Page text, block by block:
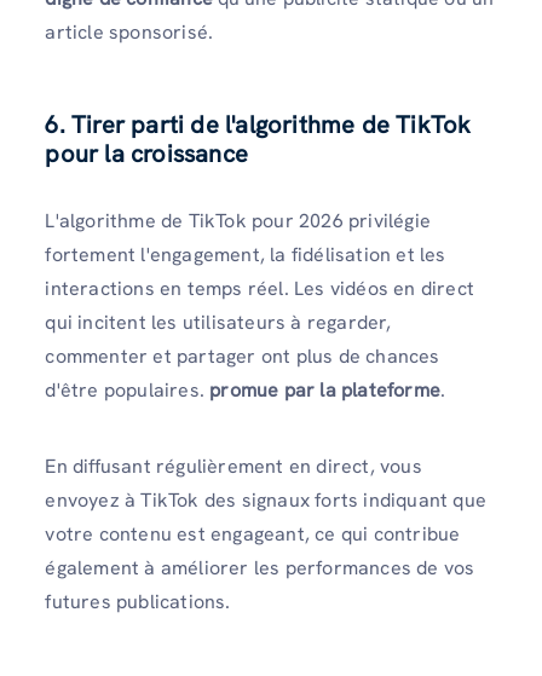
article sponsorisé.
6. Tirer parti de l'algorithme de TikTok
pour la croissance
L'algorithme de TikTok pour 2026 privilégie
fortement l'engagement, la fidélisation et les
interactions en temps réel. Les vidéos en direct
qui incitent les utilisateurs à regarder,
commenter et partager ont plus de chances
d'être populaires. promue par la plateforme.
En diffusant régulièrement en direct, vous
envoyez à TikTok des signaux forts indiquant que
votre contenu est engageant, ce qui contribue
également à améliorer les performances de vos
futures publications.